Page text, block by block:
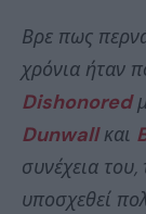
Βρε πως
χρόνια ήταν
Dishonored
Dunwallκαι
συνέχεια
υποσχεθεί